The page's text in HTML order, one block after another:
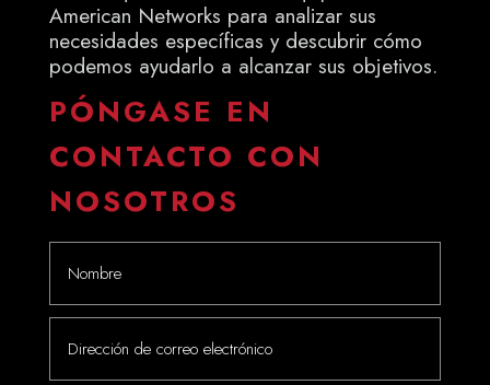
American Networks para analizar sus
necesidades específicas y descubrir cómo
podemos ayudarlo a alcanzar sus objetivos.
PÓNGASE EN
CONTACTO CON
NOSOTROS